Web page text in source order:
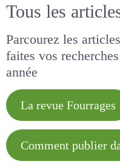
Tous les
Parcourez les
faites vos
année
La revue Fourrages
Comment